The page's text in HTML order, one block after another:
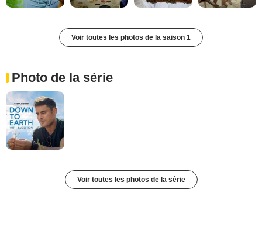
Voir toutes les photos de la saison 1
Photo de la série
Voir toutes les photos de la série